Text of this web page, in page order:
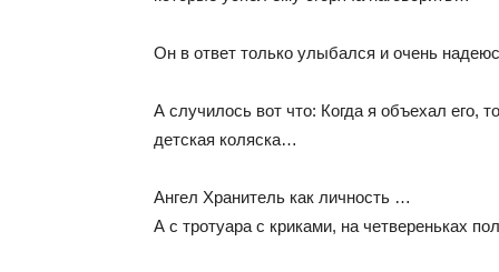
Он в ответ только улыбался и очень
А случилось вот что: Когда я объехал его,
детская коляска…
Ангел Хранитель как личность …
А с тротуара с криками, на четвереньках